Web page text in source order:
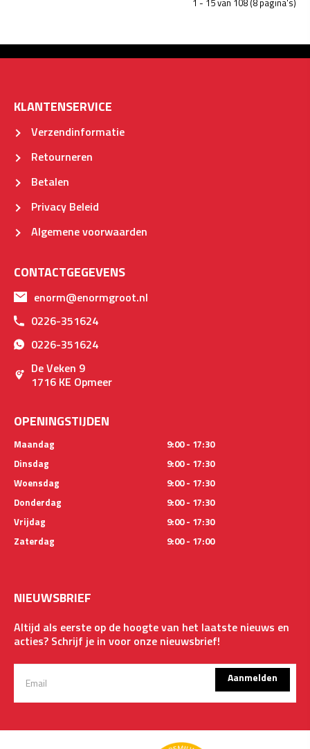
KLANTENSERVICE
Verzendinformatie
Retourneren
Betalen
Privacy Beleid
Algemene voorwaarden
CONTACTGEGEVENS
enorm@enormgroot.nl
0226-351624
0226-351624
De Veken 9
1716 KE Opmeer
OPENINGSTIJDEN
Maandag
9:00 - 17:30
Dinsdag
9:00 - 17:30
Woensdag
9:00 - 17:30
Donderdag
9:00 - 17:30
Vrijdag
9:00 - 17:30
Zaterdag
9:00 - 17:00
NIEUWSBRIEF
Altijd als eerste op de hoogte van het laatste nieuws en
acties? Schrijf je in voor onze nieuwsbrief!
Aanmelden